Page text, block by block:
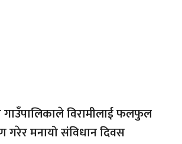
गाउँपालिकाले विरामीलाई फलफुल
गरेर मनायो संविधान दिवस